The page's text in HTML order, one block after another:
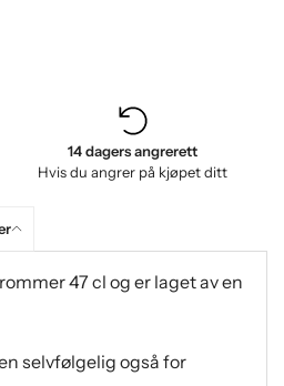
14 dagers angrerett
Hvis du angrer på kjøpet ditt
47 cl og er laget av en
selvfølgelig også for